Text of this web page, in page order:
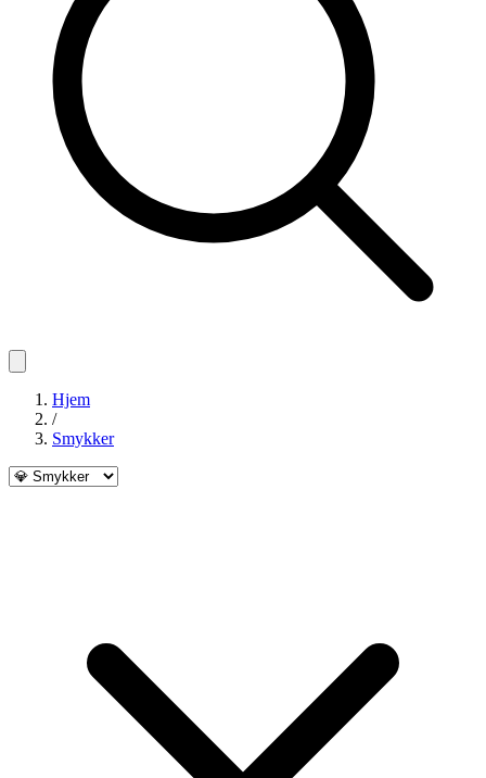
Hjem
/
Smykker